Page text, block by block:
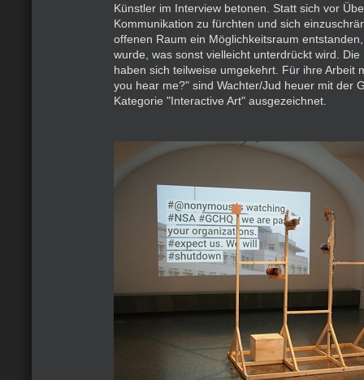
Künstler im Interview betonen. Statt sich vor
Kommunikation zu fürchten und sich
offenen Raum ein Möglichkeitsraum
wurde, was sonst vielleicht unterdrückt wird.
haben sich teilweise umgekehrt. Für ihre Arbeit
you hear me?" sind Wachter/Jud heuer mit der
Kategorie "Interactive Art" ausgezeichnet.